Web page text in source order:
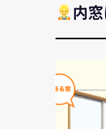
内